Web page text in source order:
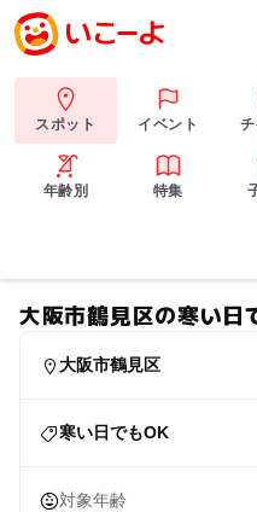
スポット イベント チ
年齢別 特集
大阪市鶴見区の寒い
大阪市鶴見区
寒い日でもOK
対象年齢